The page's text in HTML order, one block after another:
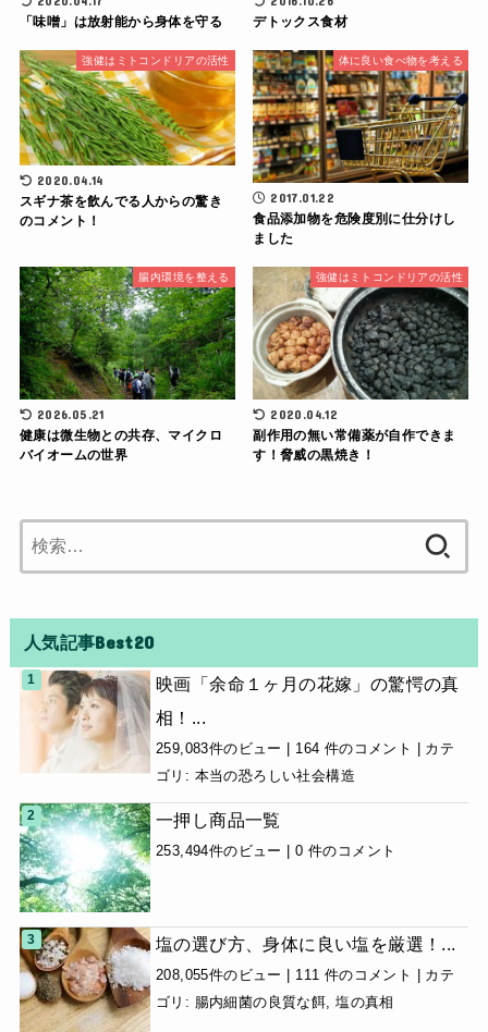
「味噌」は放射能から身体を守る デトックス食材
強健はミトコンドリアの活性
2020.04.14
スギナ茶を飲んでる人からの驚き
のコメント！
体に良い食べ物を考える
2017.01.22
食品添加物を危険度別に仕分けし
ました
腸内環境を整える
2026.05.21
健康は微生物との共存、マイクロ
バイオームの世界
強健はミトコンドリアの活性
2020.04.12
副作用の無い常備薬が自作できま
す！脅威の黒焼き！
索:
人気記事Best20
映画「余命１ヶ月の花嫁」の驚愕の真
相！...
259,083件のビュー 164 件のコメント
カテ
ゴリ: 本当の恐ろしい社会構造
一押し商品一覧
253,494件のビュー |0 件のコメント
塩の選び方、身体に良い塩を厳選！...
208,055件のビュー 111 件のコメント
カテ
ゴリ: 腸内細菌の良質な餌 ,塩の真相